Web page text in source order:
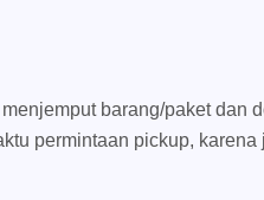
barang/paket dan
permintaan pickup,